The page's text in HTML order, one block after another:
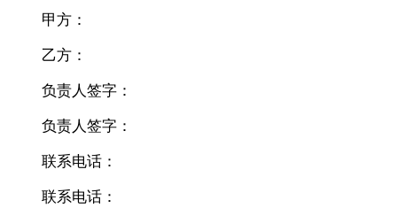
甲方：
乙方：
负责人签字：
负责人签字：
联系电话：
联系电话：